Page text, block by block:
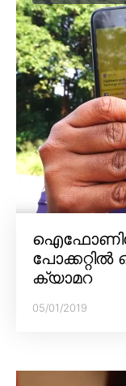
പോക്കറ്റിൽ
ക്യാമറ
05/01/2019